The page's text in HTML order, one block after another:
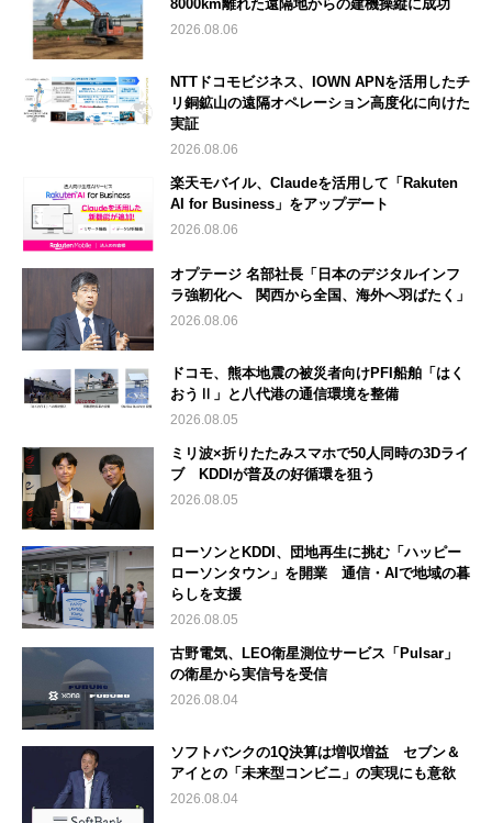
8000km離れた遠隔地からの建機操縦に成功
2026.08.06
NTTドコモビジネス、IOWN APNを活用したチ
リ銅鉱山の遠隔オペレーション高度化に向けた
実証
2026.08.06
楽天モバイル、Claudeを活用して「Rakuten
AI for Business」をアップデート
2026.08.06
オプテージ 名部社長「日本のデジタルインフ
ラ強靭化へ 関西から全国、海外へ羽ばたく」
2026.08.06
ドコモ、熊本地震の被災者向けPFI船舶「はく
おうⅡ」と八代港の通信環境を整備
2026.08.05
ミリ波×折りたたみスマホで50人同時の3Dライ
ブ KDDIが普及の好循環を狙う
2026.08.05
ローソンとKDDI、団地再生に挑む「ハッピー
ローソンタウン」を開業 通信・AIで地域の暮
らしを支援
2026.08.05
古野電気、LEO衛星測位サービス「Pulsar」
の衛星から実信号を受信
2026.08.04
ソフトバンクの1Q決算は増収増益 セブン＆
アイとの「未来型コンビニ」の実現にも意欲
2026.08.04